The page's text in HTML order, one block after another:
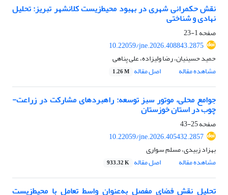
نقش حکمرانی شهری در بهبود محیط‌زیست کلانشهر تبریز: تحلیل
نهادی و شناختی
صفحه1-23
10.22059/jne.2026.408843.2875
حمید حسینیان، رضا ولیزاده، علی پناهی
مشاهده مقاله
اصل مقاله 1.26 M
جوامع محلی، موتور سبز توسعه: راهبردهای مشارکت در زراعت-
چوب در استان خوزستان
صفحه25-43
10.22059/jne.2026.405432.2857
بهزاد زبیدی، مسلم سواری
مشاهده مقاله
اصل مقاله 933.32 K
تحلیل نقش فضای مفصل به‌عنوان واسط تعامل با محیط‌زیست